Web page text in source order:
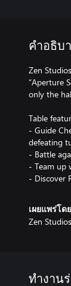
คำอธิบ
Zen
“Aperture
only the
Table
- Guide
defeating
- Battle
- Team up
- Discover
เผยแพร่โดย
Zen Studios
ทำงาน